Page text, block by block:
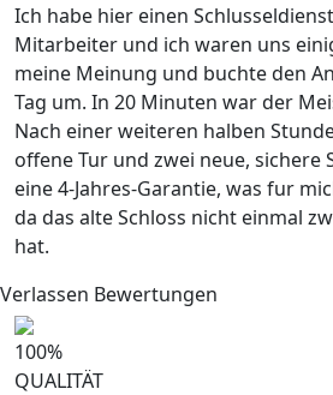
Ich habe hier einen
Mitarbeiter und ich waren uns
meine Meinung und buchte den
Tag um. In 20 Minuten war der
Nach einer weiteren halben
offene Tur und zwei neue, sichere
eine 4-Jahres-Garantie, was fur
da das alte Schloss nicht einmal
hat.
Verlassen Bewertungen
100%
QUALITÄT